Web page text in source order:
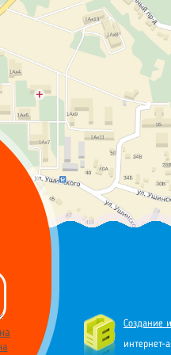
Создание
интернет-